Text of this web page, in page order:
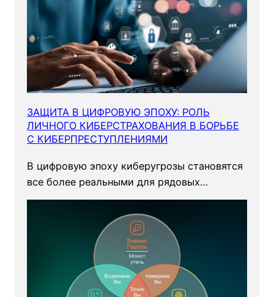
ЗАЩИТА В ЦИФРОВУЮ ЭПОХУ: РОЛЬ
ЛИЧНОГО КИБЕРСТРАХОВАНИЯ В БОРЬБЕ
С КИБЕРПРЕСТУПЛЕНИЯМИ
В цифровую эпоху киберугрозы становятся
все более реальными для рядовых…